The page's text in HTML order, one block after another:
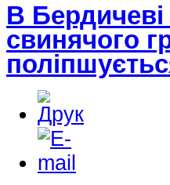
В
свинячого